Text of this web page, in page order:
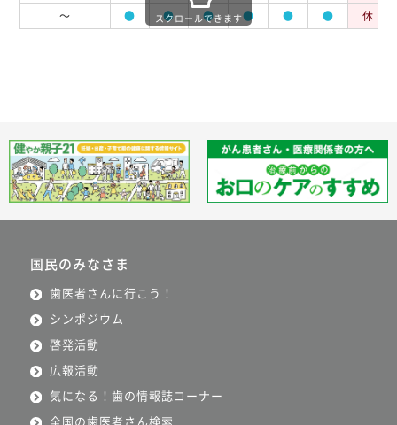
～
● ● ● ● ● ● 休
スクロールできます
国民のみなさま
歯医者さんに行こう！
シンポジウム
啓発活動
広報活動
気になる！歯の情報誌コーナー
全国の歯医者さん検索